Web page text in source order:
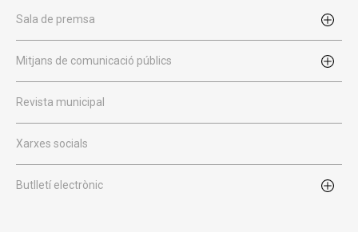
Sala de premsa
Mitjans de comunicació públics
Revista municipal
Xarxes socials
Butlletí electrònic